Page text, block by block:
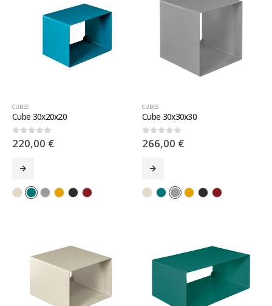
CUBES
Cube 30x20x20
0sur 5
220,00 €
CUBES
Cube 30x30x30
0sur 5
266,00 €